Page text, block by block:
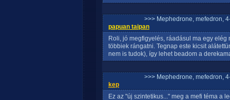
>>> Mephedrone, mefedron,
papuan taipan
Roli, jó megfigyelés, ráadásul ma egy
többiek rángatni. Tegnap este kicsit
nem is tudok), így lehet beadom a
>>> Mephedrone, mefedron,
kep
Ez az "új szintetikus..." meg a mefi téma a